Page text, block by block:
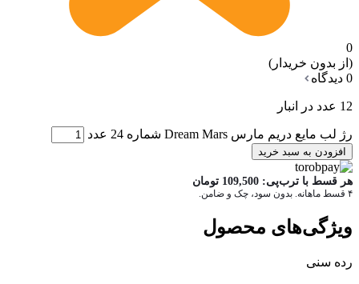
0
(از بدون خریدار)
0 دیدگاه
12 عدد در انبار
رژ لب مایع دریم مارس Dream Mars شماره 24 عدد
افزودن به سبد خرید
هر قسط با ترب‌پی: 109,500 تومان
۴ قسط ماهانه. بدون سود، چک و ضامن.
ویژگی‌های محصول
رده سنی